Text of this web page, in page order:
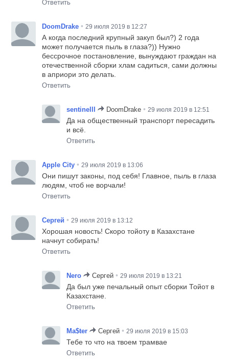
Ответить
DoomDrake • 29 июля 2019 в 12:27
А когда последний крупный закуп был?) 2 года
может получается пыль в глаза?)) Нужно
бессрочное постановление, вынуждают граждан на
отечественной сборки хлам садиться, сами должны
в априори это делать.
Ответить
sentinelll DoomDrake • 29 июля 2019 в 12:51
Да на общественный транспорт пересадить
и всё.
Ответить
Apple City • 29 июля 2019 в 13:06
Они пишут законы, под себя! Главное, пыль в глаза
людям, чтоб не ворчали!
Ответить
Сергей • 29 июля 2019 в 13:12
Хорошая новость! Скоро тойоту в Казахстане
начнут собирать!
Ответить
Nero Сергей • 29 июля 2019 в 13:21
Да был уже печальный опыт сборки Тойот в
Казахстане.
Ответить
Ma$ter Сергей • 29 июля 2019 в 15:03
Тебе то что на твоем трамвае
Ответить